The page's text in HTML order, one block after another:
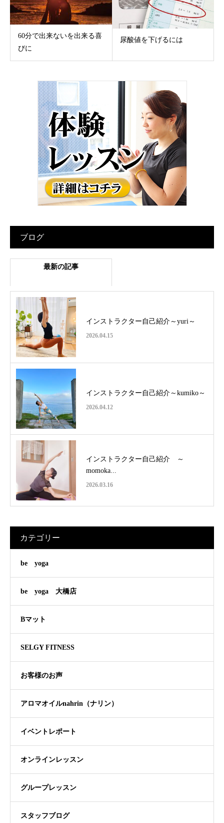
60分で出来ないを出来る喜
びに
尿酸値を下げるには
ブログ
最新の記事
インストラクター自己紹介～yuri～
2026.04.15
インストラクター自己紹介～kumiko～
2026.04.12
インストラクター自己紹介 ～
momoka...
2026.03.16
カテゴリー
be yoga
be yoga 大橋店
Bマット
SELGY FITNESS
お客様のお声
アロマオイルnahrin（ナリン）
イベントレポート
オンラインレッスン
グループレッスン
スタッフブログ